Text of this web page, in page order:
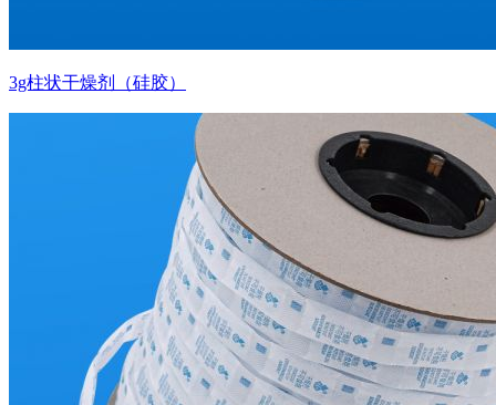
3g柱状干燥剂（硅胶）